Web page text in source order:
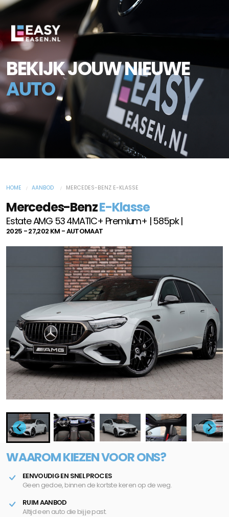
BEKIJK JOUW NIEUWE
AUTO
HOME AANBOD MERCEDES-BENZ E-KLASSE
Mercedes-BenzE-Klasse
Estate AMG 53 4MATIC+ Premium+ | 585pk |
2025 - 27,202 KM - AUTOMAAT
WAAROM KIEZEN VOOR ONS?
EENVOUDIG EN SNEL PROCES
Geen gedoe, binnen de kortste keren op de weg.
RUIM AANBOD
Altijd een auto die bij je past.